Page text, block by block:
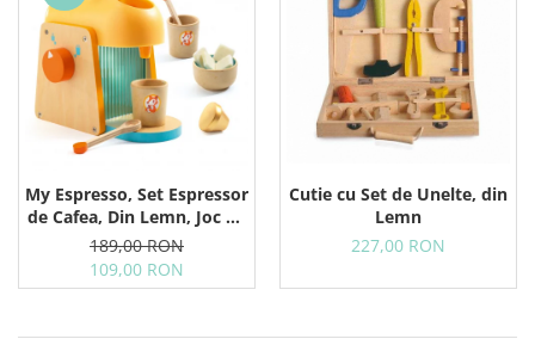
My Espresso, Set Espressor
de Cafea, Din Lemn, Joc de
Rol
189,00 RON
109,00 RON
Cutie cu Set de Unelte, din
Lemn
227,00 RON